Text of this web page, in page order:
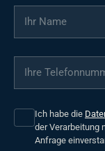
Ihr Name
Ihre
Ich habe die
der Verarbeitung
Anfrage